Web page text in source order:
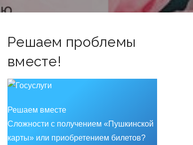
Решаем проблемы
вместе!
Решаем вместе
Сложности с получением «Пушкинской
карты» или приобретением билетов?